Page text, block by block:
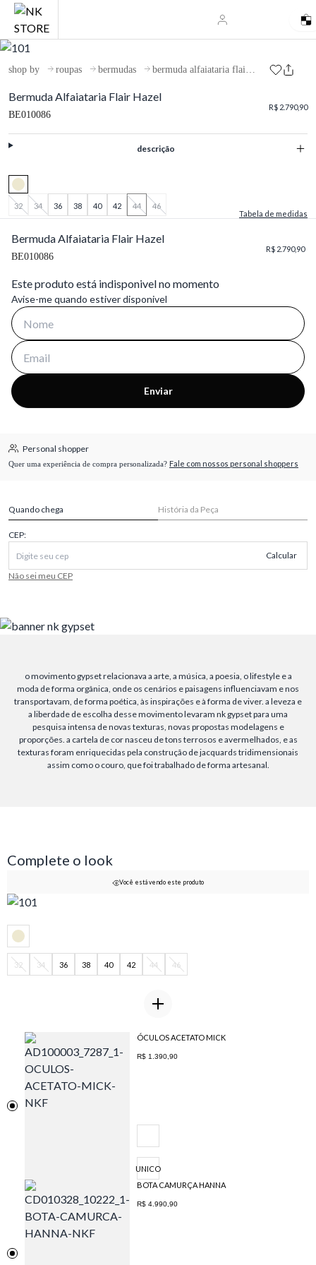
shop by roupas bermudas bermuda alfaiataria flair hazel
Bermuda Alfaiataria Flair Hazel
BE010086
R$ 2.790,90
descrição
32 34 36 38 40 42 44
46
Tabela de medidas
Bermuda Alfaiataria Flair Hazel
BE010086
R$ 2.790,90
Este produto está indisponivel no momento
Avise-me quando estiver disponivel
Enviar
Personal shopper
Quer uma experiência de compra personalizada? Fale com nossos personal shoppers
Quando chega História da Peça
CEP:
Calcular
Não sei meu CEP
o movimento gypset relacionava a arte, a música, a poesia, o lifestyle e a
moda de forma orgânica, onde os cenários e paisagens influenciavam e nos
transportavam, de forma poética, às inspirações e à forma de viver. a leveza e
a liberdade de escolha desse movimento levaram nk gypset para uma
pesquisa intensa de novas texturas, novas propostas modelagens e
proporções. a cartela de cor nasceu de tons terrosos e avermelhados, e as
texturas foram enriquecidas pela construção de jacquards tridimensionais
assim como o couro, que foi trabalhado de forma artesanal.
Complete o look
Você está vendo este produto
32 34 36 38 40 42 44 46
ÓCULOS ACETATO MICK
R$ 1.390,90
UNICO
BOTA CAMURÇA HANNA
R$ 4.990,90